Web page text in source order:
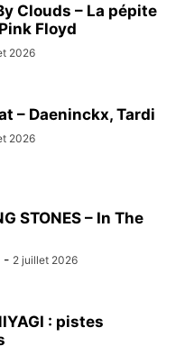
Clouds – La pépite
Floyd
2026
– Daeninckx, Tardi
2026
STONES – In The
- 2 juillet 2026
: pistes